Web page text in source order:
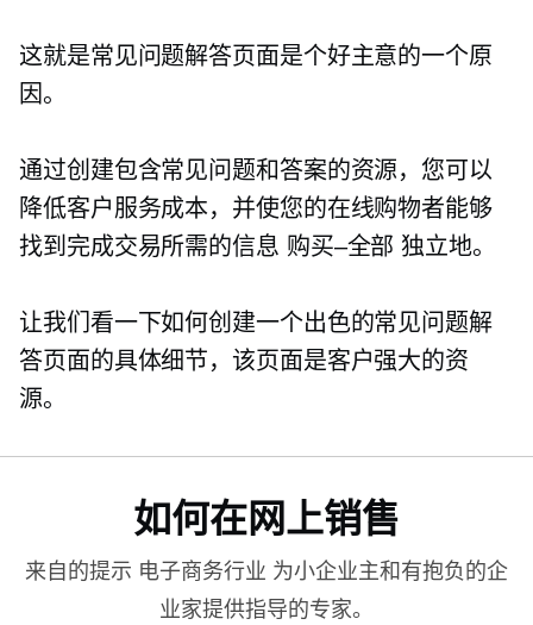
这就是常见问题解答页面是个好主意的一个原
因。
通过创建包含常见问题和答案的资源，您可以
降低客户服务成本，并使您的在线购物者能够
找到完成交易所需的信息 购买–全部 独立地。
让我们看一下如何创建一个出色的常见问题解
答页面的具体细节，该页面是客户强大的资
源。
如何在网上销售
来自的提示 电子商务行业 为小企业主和有抱负的企
业家提供指导的专家。